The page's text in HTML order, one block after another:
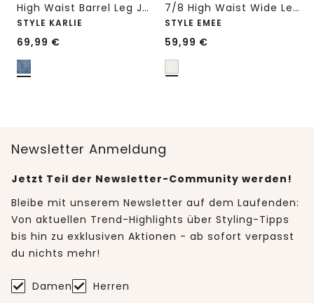
High Waist Barrel Leg Jeans im Loose Fit
STYLE KARLIE
69,99 €
7/8 High Waist Wide Leg Jeans im Loose Fit
STYLE EMEE
59,99 €
Newsletter Anmeldung
Jetzt Teil der Newsletter-Community werden!
Bleibe mit unserem Newsletter auf dem Laufenden:
Von aktuellen Trend-Highlights über Styling-Tipps
bis hin zu exklusiven Aktionen - ab sofort verpasst
du nichts mehr!
Damen Herren